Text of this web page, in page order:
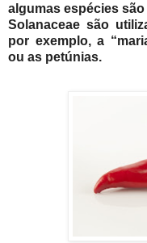
algumas espécies
Solanaceae são
por exemplo, a
ou as petúnias.